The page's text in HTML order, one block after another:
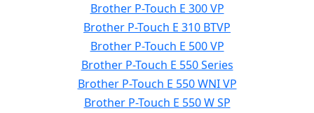
Brother P-Touch E 300 VP
Brother P-Touch E 310 BTVP
Brother P-Touch E 500 VP
Brother P-Touch E 550 Series
Brother P-Touch E 550 WNI VP
Brother P-Touch E 550 W SP